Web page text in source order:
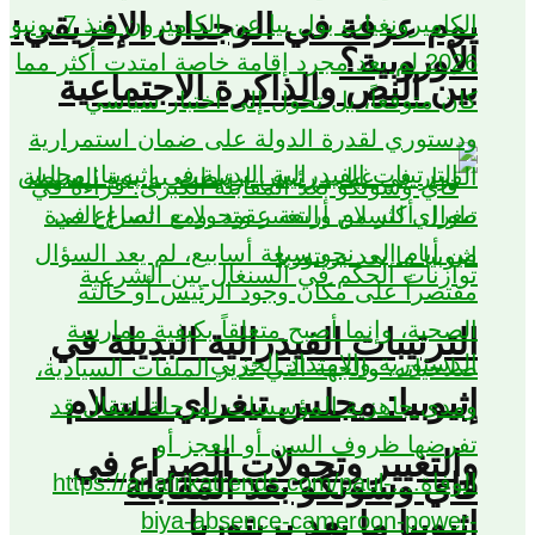
يوم عرفة في الوجدان الإفريقي:
بين النص والذاكرة الاجتماعية
الترتيبات الفيدرالية البديلة في
إثيوبيا: مجلس تيغراي للسلام
والتغيير وتحولات الصراع في
اثيوبيا ما بعد بريتوريا
الأوروبية؟
فاي وسونكو بعد المقابلة